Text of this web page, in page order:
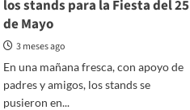
los stands para la Fiesta del 25
de Mayo
3 meses ago
En una mañana fresca, con apoyo de
padres y amigos, los stands se
pusieron en...